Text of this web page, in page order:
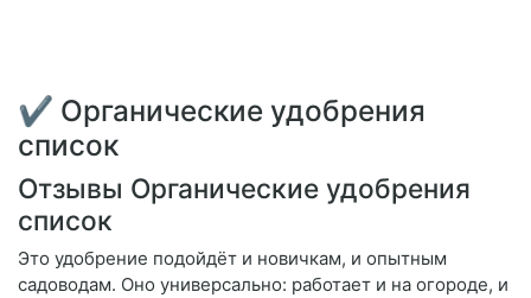
✔ Органические удобрения
список
Отзывы Органические удобрения
список
Это удобрение подойдёт и новичкам, и опытным
садоводам. Оно универсально: работает и на огороде, и